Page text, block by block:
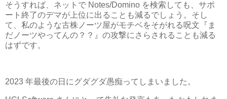
そうすれば、ネットで Notes/Domino を検索しても、サポ
ート終了のデマが上位に出ることも減るでしょう。そし
て、私のような古株ノーツ屋がモチベをそがれる呪文『ま
だノーツやってんの？？』の攻撃にさらされることも減る
はずです。
2023 年最後の日にグダグダ愚痴ってしまいました。